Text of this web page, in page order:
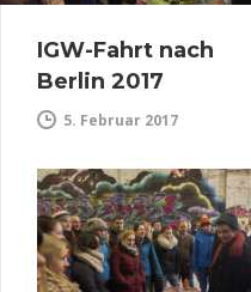
IGW-Fahrt nach
Berlin 2017
5. Februar 2017